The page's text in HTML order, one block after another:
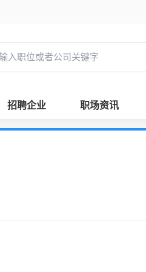
招聘企业 职场资讯